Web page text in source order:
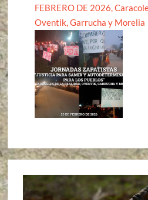
FEBRERO DE 2026,
Oventik, Garrucha y Morelia